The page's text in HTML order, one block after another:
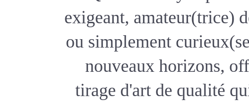
exigeant, amateur(trice)
ou simplement
nouveaux horizons,
tirage d'art de qualité